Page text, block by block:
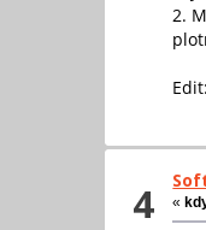
2.
4 «